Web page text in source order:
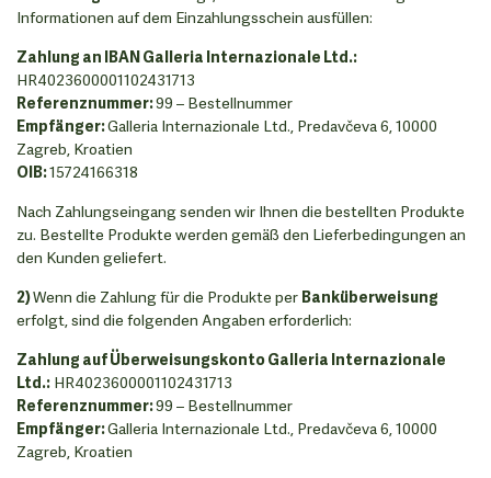
Informationen auf dem Einzahlungsschein ausfüllen:
Zahlung an IBAN Galleria Internazionale Ltd.:
HR4023600001102431713
Referenznummer:99 – Bestellnummer
Empfänger:Galleria Internazionale Ltd., Predavčeva 6, 10000
Zagreb, Kroatien
OIB:15724166318
Nach Zahlungseingang senden wir Ihnen die bestellten Produkte
zu. Bestellte Produkte werden gemäß den Lieferbedingungen an
den Kunden geliefert.
2)Wenn die Zahlung für die Produkte per Banküberweisung
erfolgt, sind die folgenden Angaben erforderlich:
Zahlung auf Überweisungskonto Galleria Internazionale
Ltd.: HR4023600001102431713
Referenznummer:99 – Bestellnummer
Empfänger:Galleria Internazionale Ltd., Predavčeva 6, 10000
Zagreb, Kroatien